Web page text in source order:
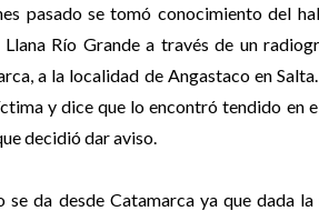
pasado se tomó conocimiento del
Llana Río Grande a través de un
a la localidad de Angastaco en
y dice que lo encontró tendido en
decidió dar aviso.
se da desde Catamarca ya que dada